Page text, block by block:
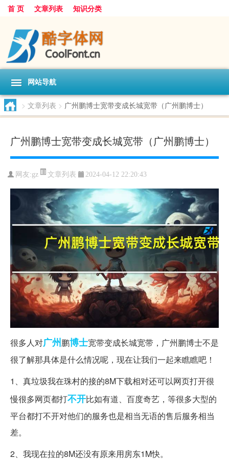
首 页 文章列表 知识分类
网站导航
> 文章列表 > 广州鹏博士宽带变成长城宽带（广州鹏博士）
广州鹏博士宽带变成长城宽带（广州鹏博士）
网友:gz 文章列表 2024-04-12 22:20:43
很多人对广州鹏博士宽带变成长城宽带，广州鹏博士不是
很了解那具体是什么情况呢，现在让我们一起来瞧瞧吧！
1、真垃圾我在珠村的接的8M下载相对还可以网页打开很
慢很多网页都打不开比如有道、百度奇艺，等很多大型的
平台都打不开对他们的服务也是相当无语的售后服务相当
差。
2、我现在拉的8M还没有原来用房东1M快。